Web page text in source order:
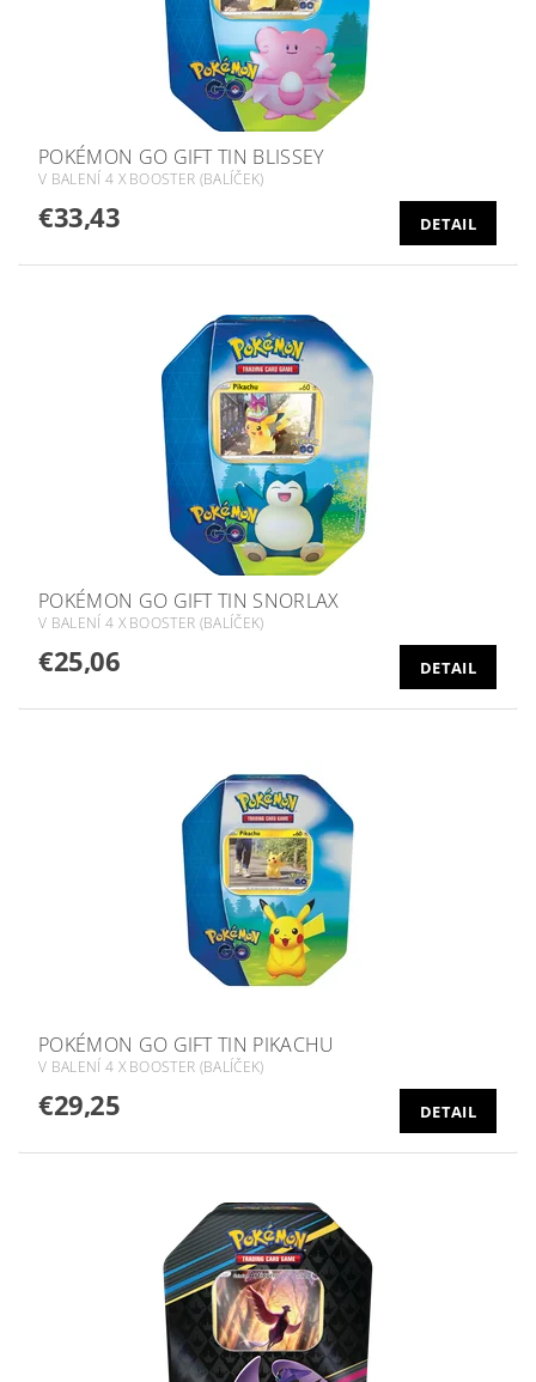
POKÉMON GO GIFT TIN BLISSEY
V BALENÍ 4 X BOOSTER (BALÍČEK)
€33,43 DETAIL
POKÉMON GO GIFT TIN SNORLAX
V BALENÍ 4 X BOOSTER (BALÍČEK)
€25,06 DETAIL
POKÉMON GO GIFT TIN PIKACHU
V BALENÍ 4 X BOOSTER (BALÍČEK)
€29,25 DETAIL